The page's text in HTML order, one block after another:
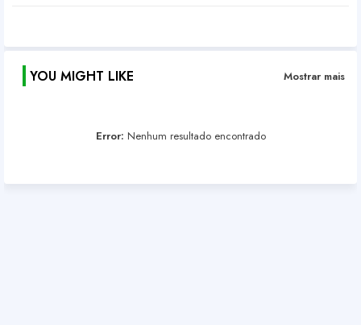
YOU MIGHT LIKE Mostrar mais
Error: Nenhum resultado encontrado